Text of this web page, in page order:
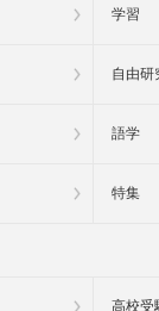
学習
自由研
語学
特集
高校受